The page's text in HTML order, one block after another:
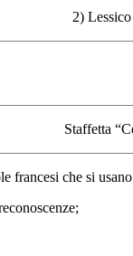
2)
Staffetta
francesi che si